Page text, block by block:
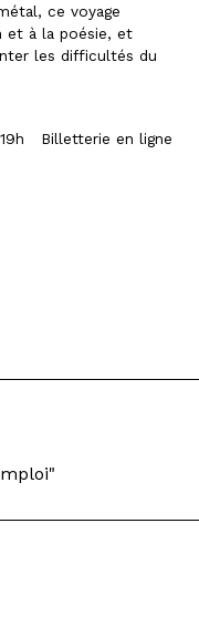
ce voyage
et à la poésie, et
les difficultés du
Billetterie en ligne